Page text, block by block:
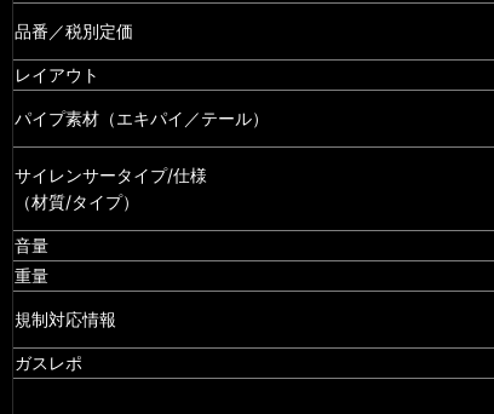
品番／税別定価
レイアウト
パイプ素材（エキパイ／テール）
サイレンサータイプ/仕様
（材質/タイプ）
音量
重量
規制対応情報
ガスレポ